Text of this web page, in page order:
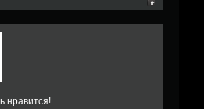
нравится!